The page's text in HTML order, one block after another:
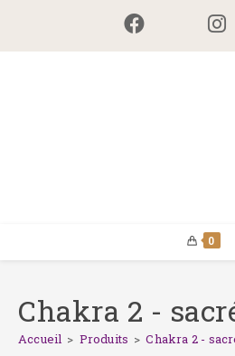
content
0
Chakra 2 -
Accueil > Produits > Chakra 2 -